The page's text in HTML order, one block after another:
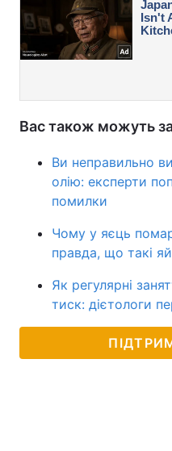
Вас також можуть
Ви неправильно
олію: експерти
помилки
Чому у яєць
правда, що такі
Як регулярні
тиск: дієтологи